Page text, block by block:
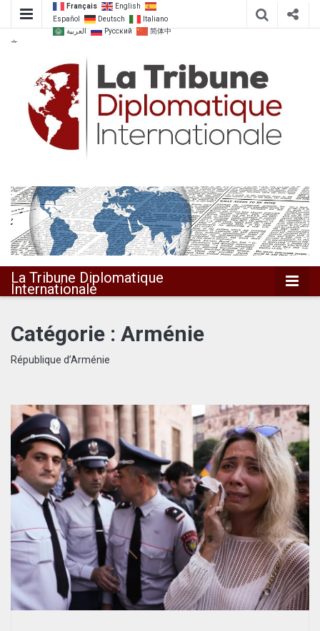
Français
English
Español
Deutsch
Italiano
العربية
Русский
简体中
文
La Tribune
Diplomatique
Internationale
La Tribune Diplomatique
Internationale
Catégorie : Arménie
République d’Arménie